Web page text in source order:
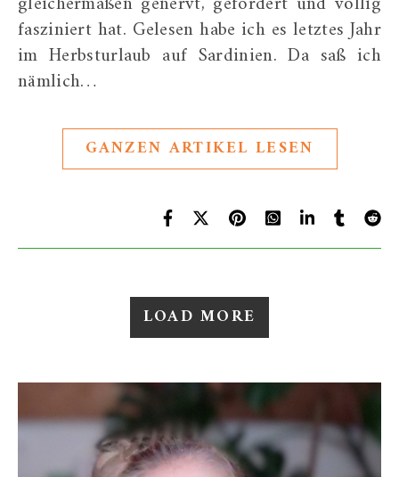
fasziniert hat. Gelesen habe ich es letztes Jahr
im Herbsturlaub auf Sardinien. Da saß ich
nämlich…
GANZEN ARTIKEL LESEN
LOAD MORE